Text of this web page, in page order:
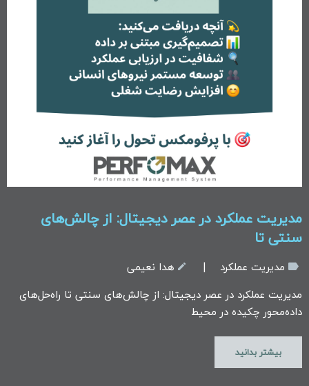
مدیریت عملکرد در عصر دیجیتال: از چالش‌های
سنتی تا
مدیریت عملکرد |
هدا نعیمی
مدیریت عملکرد در عصر دیجیتال: از چالش‌های سنتی تا راه‌حل‌های
داده‌محور چکیده در محیط
بیشتر بدانید